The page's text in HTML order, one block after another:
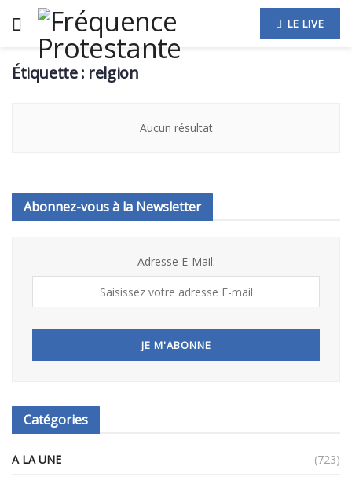
LE LIVE
Étiquette : relgion
Aucun résultat
Abonnez-vous à la Newsletter
Adresse E-Mail:
Catégories
A LA UNE
(723)